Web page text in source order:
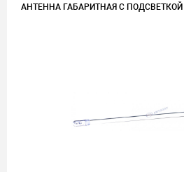
АНТЕННА ГАБАРИТНАЯ С ПОДСВЕТКОЙ